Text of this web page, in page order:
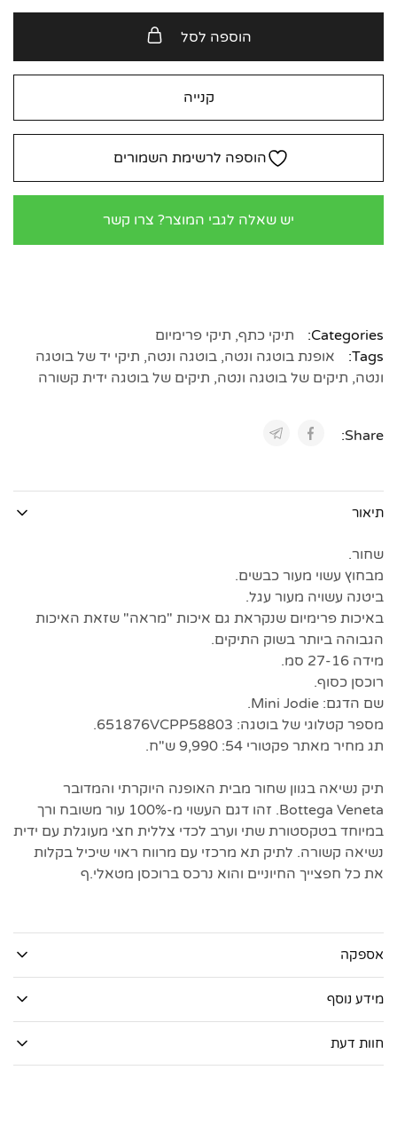
הוספה לסל
קנייה
הוספה לרשימת השמורים
יש שאלה לגבי המוצר? צרו קשר
Categories: תיקי כתף, תיקי פרימיום
Tags:
אופנת בוטגה ונטה, בוטגה ונטה, תיקי יד של בוטגה
ונטה, תיקים של בוטגה ונטה, תיקים של בוטגה ידית קשורה
Share:
תיאור
שחור.
מבחוץ עשוי מעור כבשים.
ביטנה עשויה מעור עגל.
באיכות פרימיום שנקראת גם איכות "מראה" שזאת האיכות
הגבוהה ביותר בשוק התיקים.
מידה 27-16 סמ.
רוכסן כסוף.
שם הדגם: Mini Jodie.
מספר קטלוגי של בוטגה: 651876VCPP58803.
תג מחיר מאתר פקטורי 54: 9,990 ש"ח.
תיק נשיאה בגוון שחור מבית האופנה היוקרתי והמדובר
Bottega Veneta. זהו דגם העשוי מ-100% עור משובח ורך
במיוחד בטקסטורת שתי וערב לכדי צללית חצי מעוגלת עם ידית
נשיאה קשורה. לתיק תא מרכזי עם מרווח ראוי שיכיל בקלות
את כל חפצייך החיוניים והוא נרכס ברוכסן מטאלי.ף
אספקה
מידע נוסף
חוות דעת